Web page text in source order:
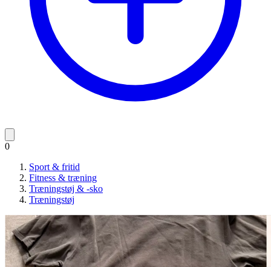
0
Sport & fritid
Fitness & træning
Træningstøj & -sko
Træningstøj